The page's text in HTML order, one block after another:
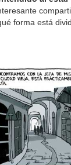
forma está